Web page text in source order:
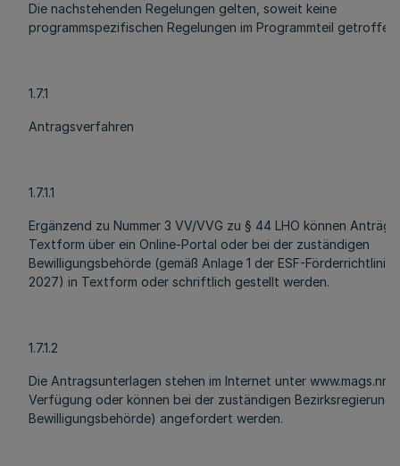
Die nachstehenden Regelungen gelten, soweit keine
programmspezifischen Regelungen im Programmteil getroffen
1.7.1
Antragsverfahren
1.7.1.1
Ergänzend zu Nummer 3 VV/VVG zu § 44 LHO können
Textform über ein Online-Portal oder bei der zuständigen
Bewilligungsbehörde (gemäß Anlage 1 der ESF-Förderrichtlinie
2027) in Textform oder schriftlich gestellt werden.
1.7.1.2
Die Antragsunterlagen stehen im Internet unter www.mags.nrw
Verfügung oder können bei der zuständigen Bezirksregierung
Bewilligungsbehörde) angefordert werden.